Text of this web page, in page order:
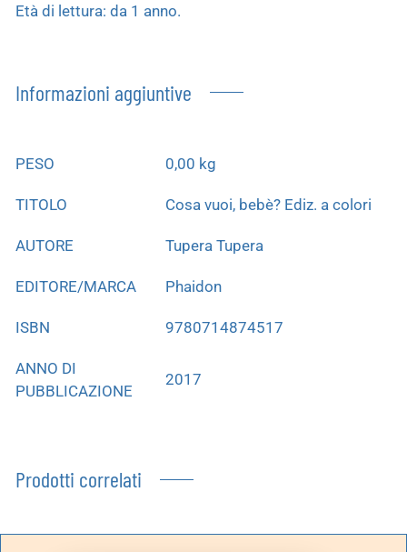
Età di lettura: da 1 anno.
Informazioni aggiuntive
PESO 0,00 kg
TITOLO Cosa vuoi, bebè? Ediz. a colori
AUTORE Tupera Tupera
EDITORE/MARCA Phaidon
ISBN 9780714874517
ANNO DI
PUBBLICAZIONE
2017
Prodotti correlati